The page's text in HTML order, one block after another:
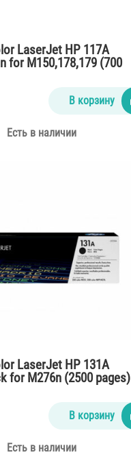
LaserJet HP 117A
for M150,178,179 (700
В корзину
Есть в наличии
LaserJet HP 131A
for M276n (2500 pages)
В корзину
Есть в наличии